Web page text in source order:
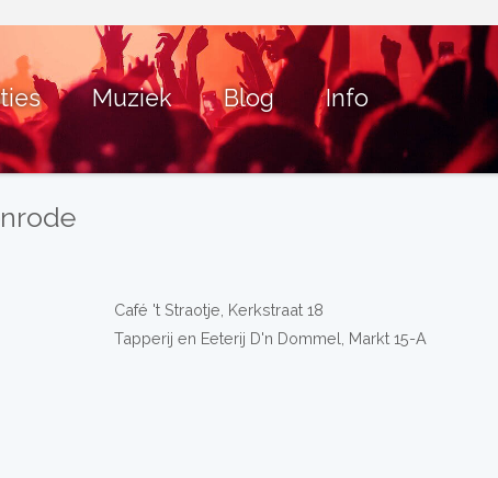
Muziek Blog Info
Café 't Straotje, Kerkstraat 18
Tapperij en Eeterij D'n Dommel, Markt 15-A